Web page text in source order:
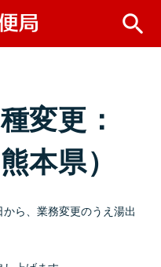
変更：
本県）
ら、業務変更のうえ湯出